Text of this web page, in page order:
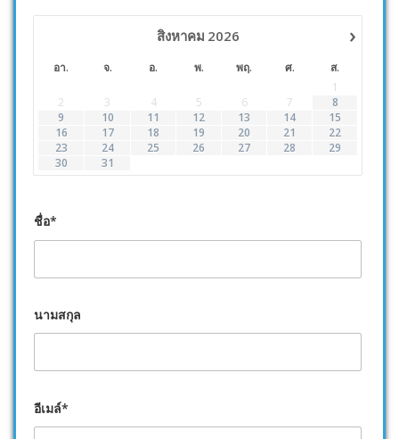
›
สิงหาคม 2026
อา. จ. อ. พ. พฤ. ศ.
ส.
1
2
3 4 5 6 7
8
9
10 11 12 13 14
15
16
17 18 19 20 21
22
23
24 25 26 27 28
29
30
31
ชื่อ*
นามสกุล
อีเมล์*